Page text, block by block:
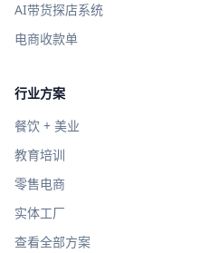
AI带货探店系统
电商收款单
行业方案
餐饮 + 美业
教育培训
零售电商
实体工厂
查看全部方案